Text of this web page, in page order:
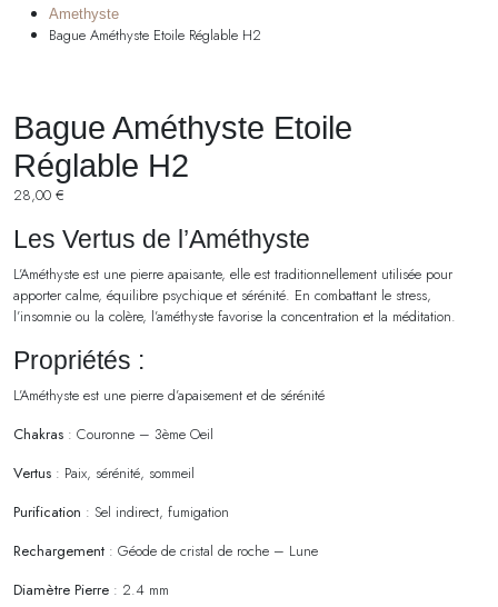
Amethyste
Bague Améthyste Etoile Réglable H2
Bague Améthyste Etoile
Réglable H2
28,00 €
Les Vertus de l’Améthyste
L’Améthyste est une pierre apaisante, elle est traditionnellement utilisée pour
apporter calme, équilibre psychique et sérénité. En combattant le stress,
l’insomnie ou la colère, l’améthyste favorise la concentration et la méditation.
Propriétés :
L’Améthyste est une pierre d’apaisement et de sérénité
Chakras : Couronne – 3ème Oeil
Vertus : Paix, sérénité, sommeil
Purification : Sel indirect, fumigation
Rechargement : Géode de cristal de roche – Lune
Diamètre Pierre : 2.4 mm